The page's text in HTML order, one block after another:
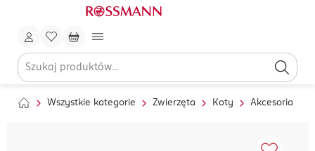
Wszystkie kategorie Zwierzęta Koty Akcesoria